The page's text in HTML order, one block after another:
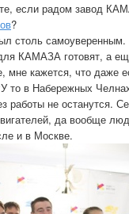
если радом завод
?
столь
КАМАЗА готовят, а
мне кажется, что даже
в Набережных Челнах
работы не останутся.
да вообще
и в Москве.